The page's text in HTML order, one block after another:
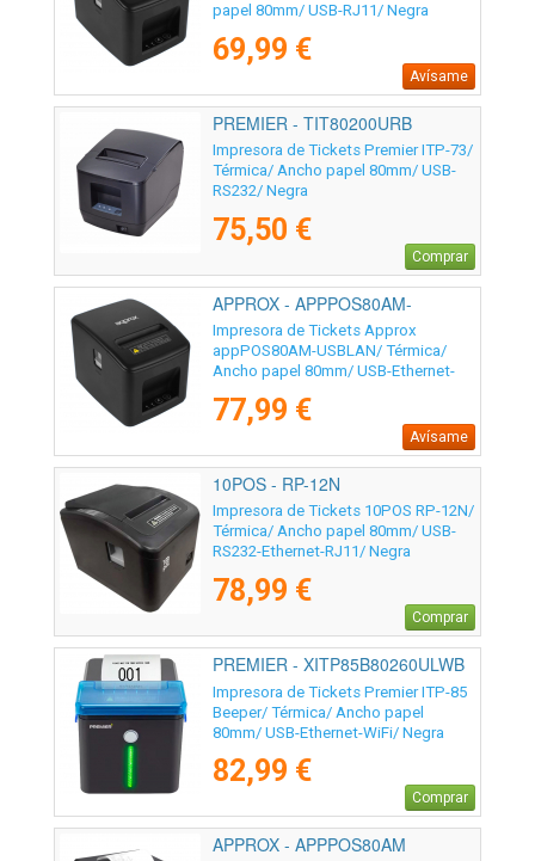
papel 80mm/ USB-RJ11/ Negra
69,99 €
Avísame
PREMIER - TIT80200URB
Impresora de Tickets Premier ITP-73/
Térmica/ Ancho papel 80mm/ USB-
RS232/ Negra
75,50 €
Comprar
APPROX - APPPOS80AM-
USBLAN
Impresora de Tickets Approx
appPOS80AM-USBLAN/ Térmica/
Ancho papel 80mm/ USB-Ethernet-
77,99 €
Avísame
10POS - RP-12N
Impresora de Tickets 10POS RP-12N/
Térmica/ Ancho papel 80mm/ USB-
RS232-Ethernet-RJ11/ Negra
78,99 €
Comprar
PREMIER - XITP85B80260ULWB
Impresora de Tickets Premier ITP-85
Beeper/ Térmica/ Ancho papel
80mm/ USB-Ethernet-WiFi/ Negra
82,99 €
Comprar
APPROX - APPPOS80AM